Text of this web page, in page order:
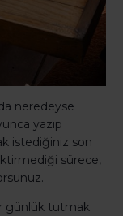
neredeyse
yazıp
istediğiniz son
sürece,
günlük tutmak.